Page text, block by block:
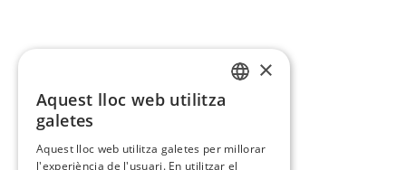
×
Aquest lloc web utilitza
galetes
Aquest lloc web utilitza galetes per millorar
l'experiència de l'usuari. En utilitzar el